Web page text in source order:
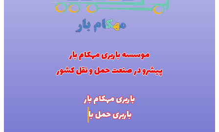
موسسه باربری مهکام بار
پیشرو در صنعت حمل و نقل کشور
باربری مهکام بار
باربری حمل بار کالا اثاثیه